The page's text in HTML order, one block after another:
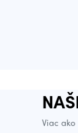
Viac